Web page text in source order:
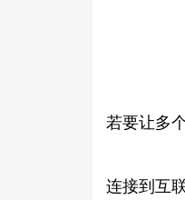
若要让多
连接到互